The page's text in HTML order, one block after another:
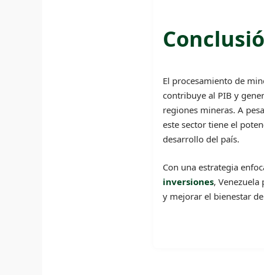
El procesamiento de
contribuye al PIB y
regiones mineras. A
este sector tiene el
desarrollo del país.
Con una estrategia
inversiones,
y mejorar el bienestar